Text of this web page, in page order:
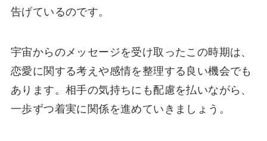
告げているのです。
宇宙からのメッセージを受け取ったこの時期は、
恋愛に関する考えや感情を整理する良い機会でも
あります。相手の気持ちにも配慮を払いながら、
一歩ずつ着実に関係を進めていきましょう。